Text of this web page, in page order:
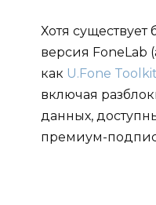
Хотя существует
версия FoneLab
как U.Fone Toolkit
включая
данных,
премиум-